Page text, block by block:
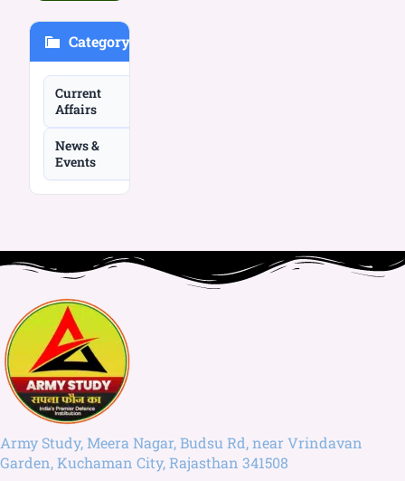
Category
Current
Affairs
News &
Events
Army Study, Meera Nagar, Budsu Rd, near Vrindavan
Garden, Kuchaman City, Rajasthan 341508